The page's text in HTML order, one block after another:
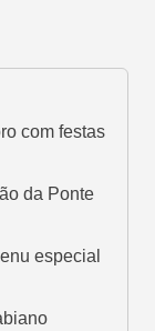
com festas
da Ponte
especial